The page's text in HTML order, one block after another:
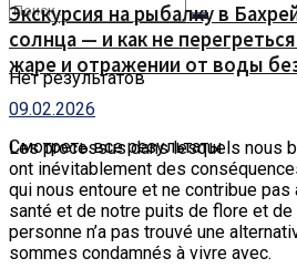
Нет результатов
Смотреть все результаты
Экскурсия на рыбалку в
солнца — и как не
жаре и отражении от воды
09.02.2026
Les processus dans lesquels nous
ont inévitablement des
qui nous entoure et ne contribue pas
santé et de notre puits de flore et de
personne n’a pas trouvé une
sommes condamnés à vivre avec.